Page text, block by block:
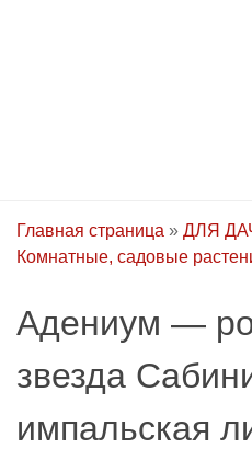
Главная страница » ДЛЯ
Комнатные, садовые
Адениум —
звезда
импальская